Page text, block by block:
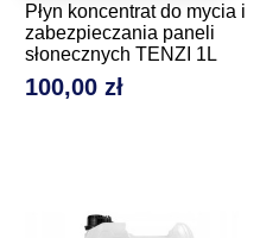
Płyn koncentrat do mycia i
zabezpieczania paneli
słonecznych TENZI 1L
Cena
100,00 zł